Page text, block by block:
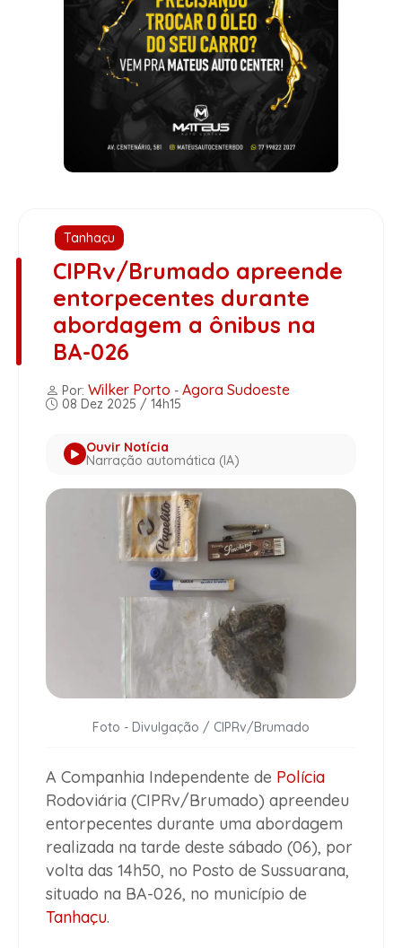
Tanhaçu
CIPRv/Brumado apreende
entorpecentes durante
abordagem a ônibus na
BA-026
Por: Wilker Porto - Agora Sudoeste
08 Dez 2025 / 14h15
Ouvir Notícia
Narração automática (IA)
Foto - Divulgação / CIPRv/Brumado
A Companhia Independente de Polícia
Rodoviária (CIPRv/Brumado) apreendeu
entorpecentes durante uma abordagem
realizada na tarde deste sábado (06), por
volta das 14h50, no Posto de Sussuarana,
situado na BA-026, no município de
Tanhaçu.